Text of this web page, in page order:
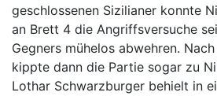
geschlossenen Sizilianer konnte
an Brett 4 die Angriffsversuche
Gegners mühelos abwehren.
kippte dann die Partie sogar zu
Lothar Schwarzburger behielt in